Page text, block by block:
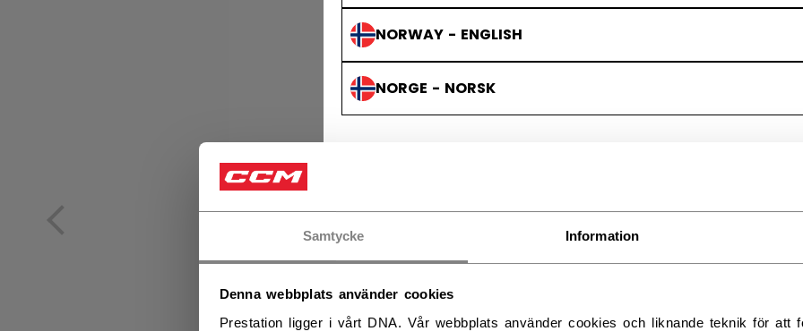
Samtycke Information
Denna webbplats använder cookies
Prestation ligger i vårt DNA. Vår webbplats använder cookies och liknande teknik för att
NORWAY - ENGLISH
NORGE - NORSK